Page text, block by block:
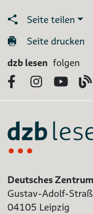
Seite teilen
Seite drucken
dzb lesen folgen
FacebookInstagram
Deutsches
Gustav-Adolf-
04105 Leipzig